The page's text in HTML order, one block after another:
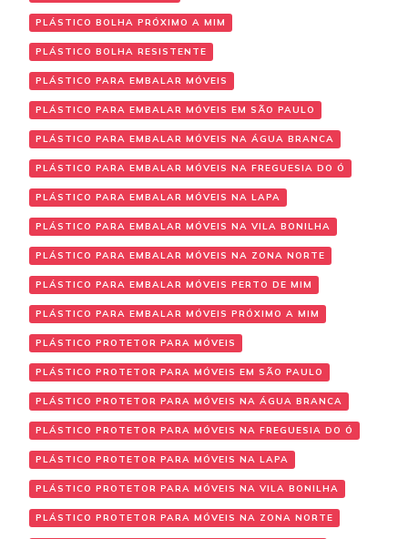
PLÁSTICO BOLHA PRÓXIMO A MIM
PLÁSTICO BOLHA RESISTENTE
PLÁSTICO PARA EMBALAR MÓVEIS
PLÁSTICO PARA EMBALAR MÓVEIS EM SÃO PAULO
PLÁSTICO PARA EMBALAR MÓVEIS NA ÁGUA BRANCA
PLÁSTICO PARA EMBALAR MÓVEIS NA FREGUESIA DO Ó
PLÁSTICO PARA EMBALAR MÓVEIS NA LAPA
PLÁSTICO PARA EMBALAR MÓVEIS NA VILA BONILHA
PLÁSTICO PARA EMBALAR MÓVEIS NA ZONA NORTE
PLÁSTICO PARA EMBALAR MÓVEIS PERTO DE MIM
PLÁSTICO PARA EMBALAR MÓVEIS PRÓXIMO A MIM
PLÁSTICO PROTETOR PARA MÓVEIS
PLÁSTICO PROTETOR PARA MÓVEIS EM SÃO PAULO
PLÁSTICO PROTETOR PARA MÓVEIS NA ÁGUA BRANCA
PLÁSTICO PROTETOR PARA MÓVEIS NA FREGUESIA DO Ó
PLÁSTICO PROTETOR PARA MÓVEIS NA LAPA
PLÁSTICO PROTETOR PARA MÓVEIS NA VILA BONILHA
PLÁSTICO PROTETOR PARA MÓVEIS NA ZONA NORTE